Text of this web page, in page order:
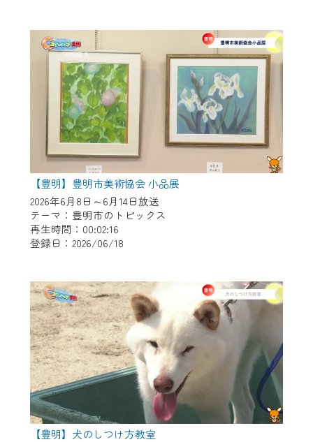
【豊明】豊明市美術協会 小品展
2026年6月8日～6月14日放送
テーマ：豊明市のトピックス
再生時間：00:02:16
登録日：2026/06/18
【豊明】犬のしつけ方教室